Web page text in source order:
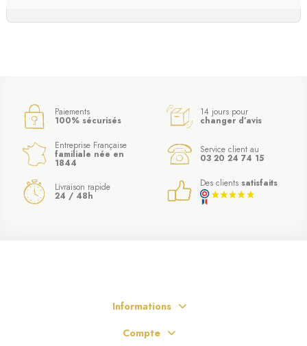
Paiements
100% sécurisés
14 jours pour
changer d’avis
Entreprise Française
familiale née en
1844
Service client au
03 20 24 74 15
Livraison rapide
24 / 48h
Des clients satisfaits
Informations
Compte